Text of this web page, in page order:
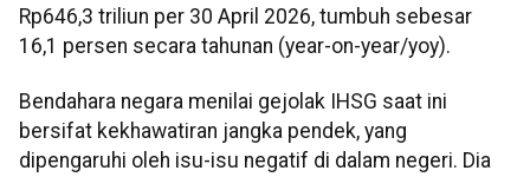
Rp646,3 triliun per 30 April 2026, tumbuh sebesar
16,1 persen secara tahunan (year-on-year/yoy).
Bendahara negara menilai gejolak IHSG saat ini
bersifat kekhawatiran jangka pendek, yang
dipengaruhi oleh isu-isu negatif di dalam negeri. Dia